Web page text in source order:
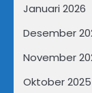
Januari 2026
Desember
November
Oktober 2025